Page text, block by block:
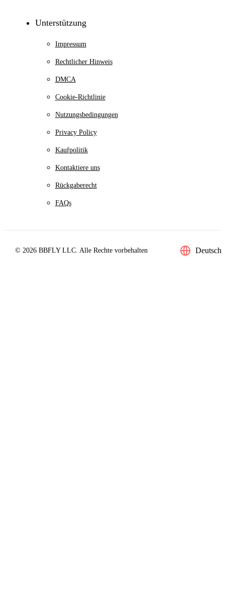
Unterstützung
Impressum
Rechtlicher Hinweis
DMCA
Cookie-Richtlinie
Nutzungsbedingungen
Privacy Policy
Kaufpolitik
Kontaktiere uns
Rückgaberecht
FAQs
© 2026 BBFLY LLC. Alle Rechte vorbehalten Deutsch